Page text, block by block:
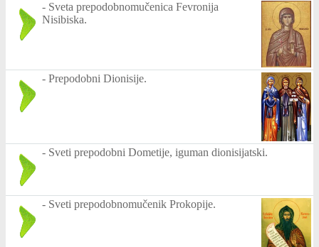
- Sveta prepodobnomučenica Fevronija
Nisibiska.
- Prepodobni Dionisije.
- Sveti prepodobni Dometije, iguman dionisijatski.
- Sveti prepodobnomučenik Prokopije.